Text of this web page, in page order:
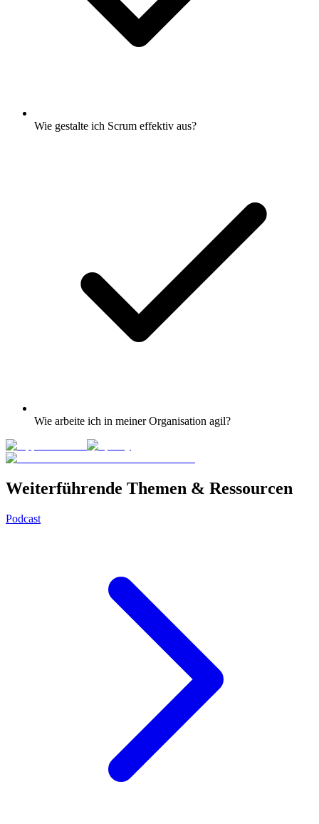
Wie gestalte ich Scrum effektiv aus?
Wie arbeite ich in meiner Organisation agil?
Weiterführende Themen & Ressourcen
Podcast